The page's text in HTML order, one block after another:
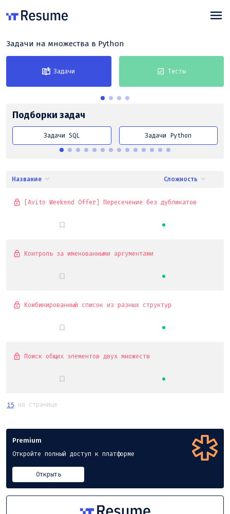
Задачи на множества в Python
Задачи Тесты
Подборки задач
Задачи SQL Задачи Python
Название Сложность
[Avito Weekend Offer] Пересечение без дубликатов
Контроль за именованными аргументами
Комбинированный список из разных структур
Поиск общих элементов двух множеств
15 на странице
Premium
Откройте полный доступ к платформе
Открыть